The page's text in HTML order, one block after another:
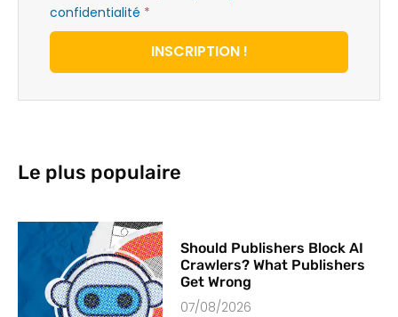
confidentialité *
INSCRIPTION !
Le plus populaire
Should Publishers Block AI
Crawlers? What Publishers
Get Wrong
07/08/2026